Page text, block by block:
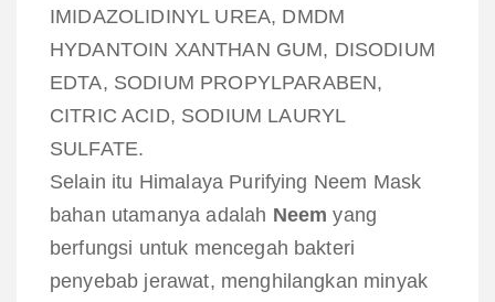
IMIDAZOLIDINYL UREA, DMDM
HYDANTOIN XANTHAN GUM, DISODIUM
EDTA, SODIUM PROPYLPARABEN,
CITRIC ACID, SODIUM LAURYL
SULFATE.
Selain itu Himalaya Purifying Neem Mask
bahan utamanya adalah Neemyang
berfungsi untuk mencegah bakteri
penyebab jerawat, menghilangkan minyak